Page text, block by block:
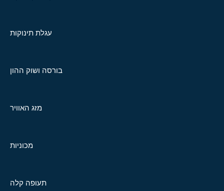
עגלת תינוקות
בורסה ושוק ההון
מזג האוויר
מכוניות
תעופה קלה